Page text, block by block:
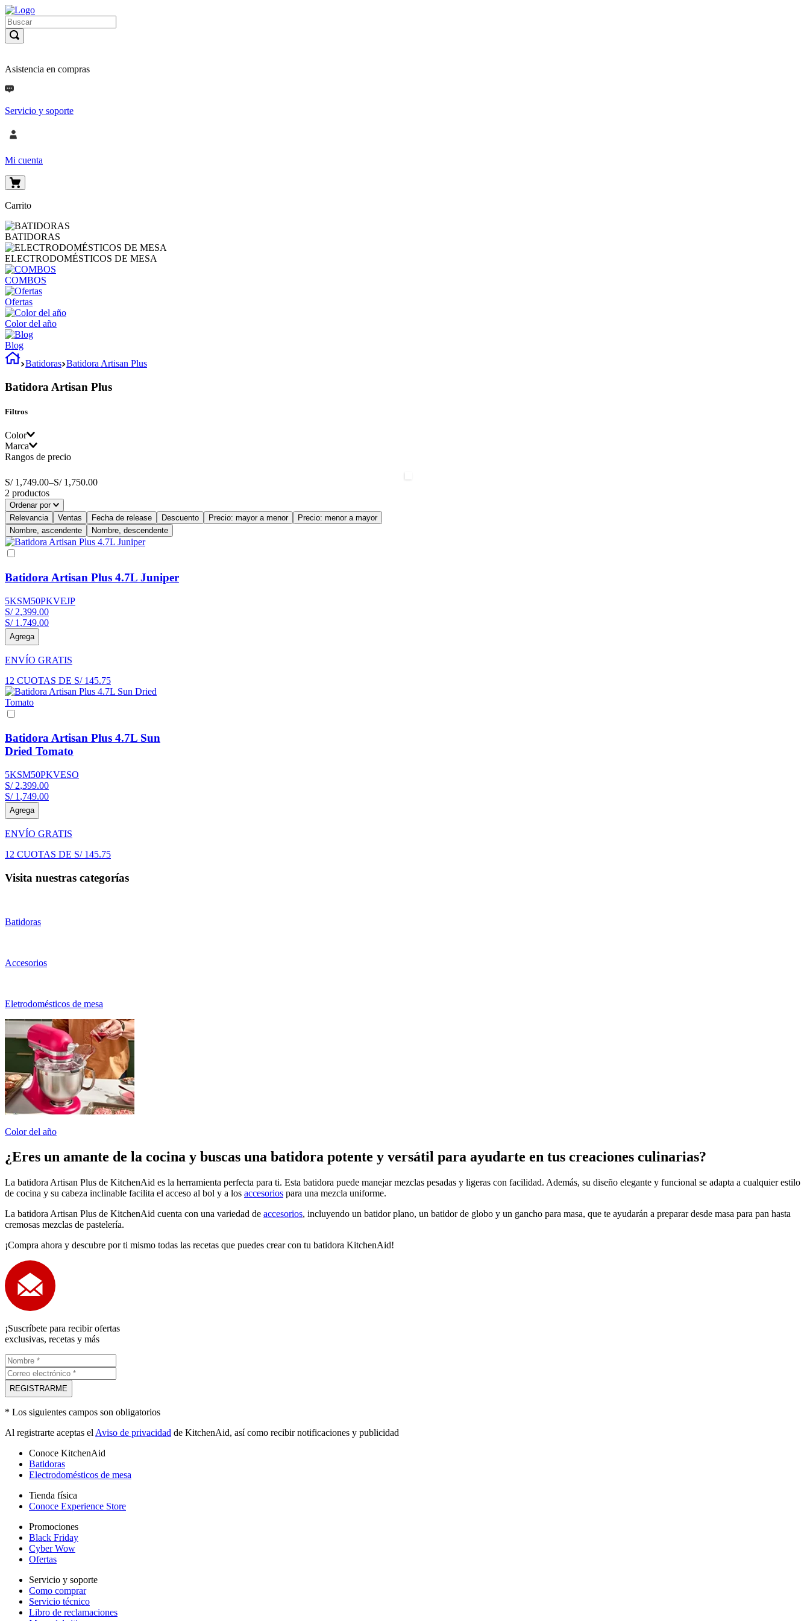
Asistencia en compras
Servicio y soporte
Mi cuenta
Carrito
BATIDORAS
ELECTRODOMÉSTICOS DE MESA
COMBOS
Ofertas
Color del año
Blog
Batidoras Batidora Artisan Plus
Batidora Artisan Plus
Filtros
Color
azul cobalto
rojo picante
Marca
Rangos de precio
S/ 1,749.00–S/ 1,750.00
2 productos
Ordenar por
Relevancia
Ventas Fecha de release Descuento Precio: mayor a menor
Precio: menor a mayor
Nombre, ascendente
Nombre, descendente
Batidora Artisan Plus 4.7L Juniper
5KSM50PKVEJP
S/ 2,399.00
S/ 1 ,749.00
Agrega
ENVÍO GRATIS
12 CUOTAS DE S/ 145.75
Batidora Artisan Plus 4.7L Sun
Dried Tomato
5KSM50PKVESO
S/ 2,399.00
S/ 1 ,749.00
Agrega
ENVÍO GRATIS
12 CUOTAS DE S/ 145.75
Visita nuestras categorías
Batidoras
Accesorios
Eletrodomésticos de mesa
Color del año
¿Eres un amante de la cocina y buscas una batidora potente y versátil para ayudarte en tus creaciones culinarias?
La batidora Artisan Plus de KitchenAid es la herramienta perfecta para ti. Esta batidora puede manejar mezclas pesadas y ligeras con facilidad. Además, su diseño elegante y funcional se adapta a cualquier estilo
de cocina y su cabeza inclinable facilita el acceso al bol y a los accesorios para una mezcla uniforme.
La batidora Artisan Plus de KitchenAid cuenta con una variedad de accesorios, incluyendo un batidor plano, un batidor de globo y un gancho para masa, que te ayudarán a preparar desde masa para pan hasta
cremosas mezclas de pastelería.
¡Compra ahora y descubre por ti mismo todas las recetas que puedes crear con tu batidora KitchenAid!
¡Suscríbete para recibir ofertas
exclusivas, recetas y más
REGISTRARME
* Los siguientes campos son obligatorios
Al registrarte aceptas el Aviso de privacidad de KitchenAid, así como recibir notificaciones y publicidad
Conoce KitchenAid
Batidoras
Electrodomésticos de mesa
Tienda física
Conoce Experience Store
Promociones
Black Friday
Cyber Wow
Ofertas
Servicio y soporte
Como comprar
Servicio técnico
Libro de reclamaciones